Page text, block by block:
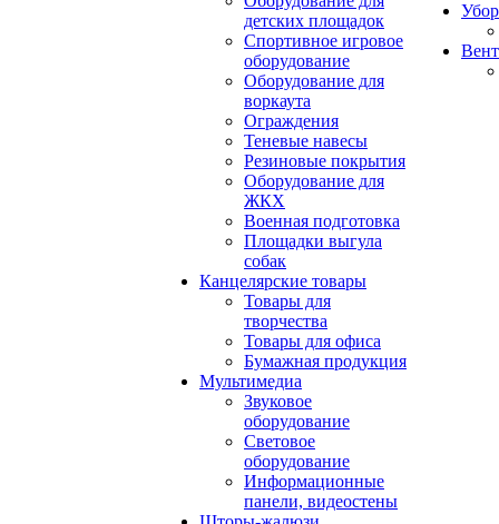
детских площадок
Спортивное игровое
оборудование
Оборудование для
воркаута
Ограждения
Теневые навесы
Резиновые покрытия
Оборудование для
ЖКХ
Военная подготовка
Площадки выгула
собак
Канцелярские товары
Товары для
творчества
Товары для офиса
Бумажная продукция
Мультимедиа
Звуковое
оборудование
Световое
оборудование
Информационные
панели, видеостены